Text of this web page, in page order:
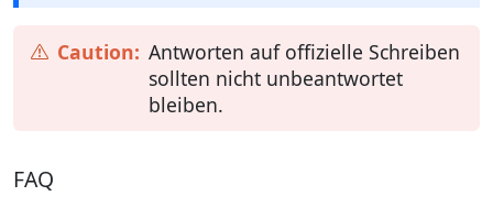
Antworten auf offizielle Schreiben
sollten nicht unbeantwortet
bleiben.
FAQ